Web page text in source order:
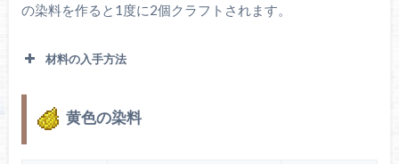
村の畑で育てられていたりします。
森林や花の森に生成されます。骨粉を使うとバラ
の染料を作ると1度に2個クラフトされます。
材料の入手方法
平原やヒマワリ平原、花の森に生成されます。オ
黄色の染料